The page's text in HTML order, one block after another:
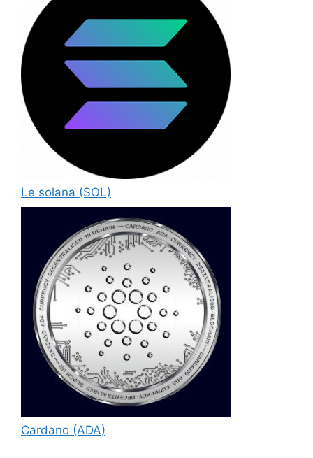
Le solana (SOL)
Cardano (ADA)